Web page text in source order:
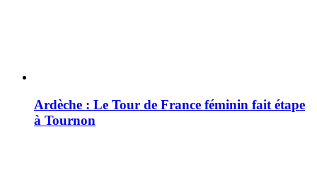
Ardèche : Le Tour de France féminin fait étape
à Tournon